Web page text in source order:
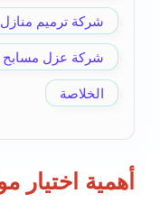
شركة ترميم
شركة عزل مسابح
الخلاصة
أهمية اختيار